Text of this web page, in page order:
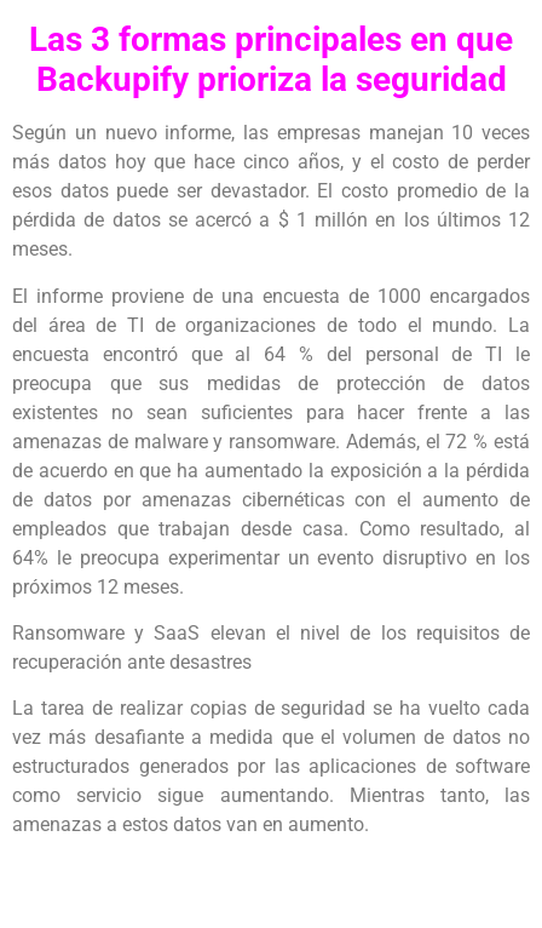
Las 3 formas principales en que
Backupify prioriza la seguridad
Según un nuevo informe, las empresas manejan 10 veces
más datos hoy que hace cinco años, y el costo de perder
esos datos puede ser devastador. El costo promedio de la
pérdida de datos se acercó a $ 1 millón en los últimos 12
meses.
El informe proviene de una encuesta de 1000 encargados
del área de TI de organizaciones de todo el mundo. La
encuesta encontró que al 64 % del personal de TI le
preocupa que sus medidas de protección de datos
existentes no sean suficientes para hacer frente a las
amenazas de malware y ransomware. Además, el 72 % está
de acuerdo en que ha aumentado la exposición a la pérdida
de datos por amenazas cibernéticas con el aumento de
empleados que trabajan desde casa. Como resultado, al
64% le preocupa experimentar un evento disruptivo en los
próximos 12 meses.
Ransomware y SaaS elevan el nivel de los requisitos de
recuperación ante desastres
La tarea de realizar copias de seguridad se ha vuelto cada
vez más desafiante a medida que el volumen de datos no
estructurados generados por las aplicaciones de software
como servicio sigue aumentando. Mientras tanto, las
amenazas a estos datos van en aumento.